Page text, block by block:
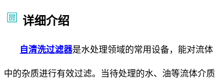
详细介绍
自清洗过滤器是水处理领域的常用设备，能对流体
中的杂质进行有效过滤。当待处理的水、油等流体介质